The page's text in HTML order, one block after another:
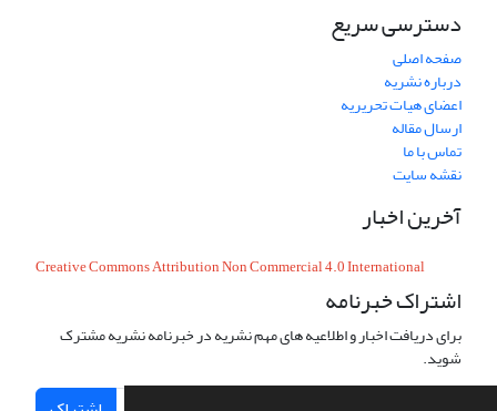
دسترسی سریع
صفحه اصلی
درباره نشریه
اعضای هیات تحریریه
ارسال مقاله
تماس با ما
نقشه سایت
آخرین اخبار
Creative Commons Attribution Non Commercial 4.0 International
اشتراک خبرنامه
برای دریافت اخبار و اطلاعیه های مهم نشریه در خبرنامه نشریه مشترک
شوید.